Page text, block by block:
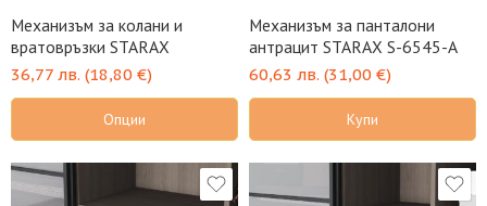
Механизъм за колани и
вратовръзки STARAX
36,77 лв. (18,80 €)
Опции
Механизъм за панталони
антрацит STARAX S-6545-A
60,63 лв. (31,00 €)
Купи